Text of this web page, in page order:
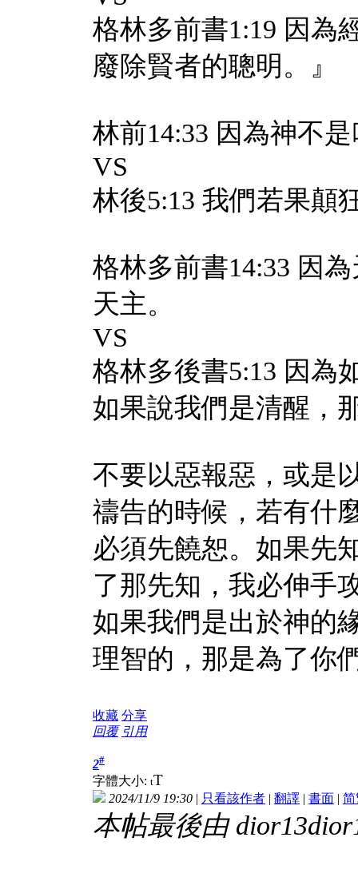
格林多前書1:19 因為
廢除賢者的聰明。』
林前14:33 因為神不
VS
林後5:13 我們若果顛
格林多前書14:33 因
天主。
VS
格林多後書5:13 因為
如果說我們是清醒，
不要以惡報惡，或是
禱告的時候，若有什
必須先饒恕。如果先
了那先知，我必伸手
如果我們是出於神的
理智的，那是為了你
收藏 分享
回覆 引用
2#
字體大小: tT
2024/11/9 19:30 | 只看該作者 | 翻譯 | 書面 | 简
本帖最後由